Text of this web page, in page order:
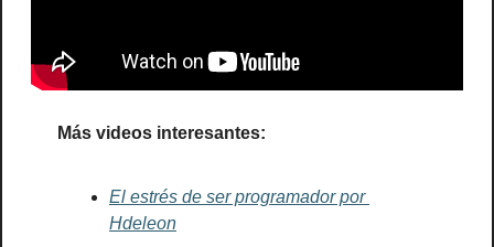
Más videos interesantes:
El estrés de ser programador por
Hdeleon